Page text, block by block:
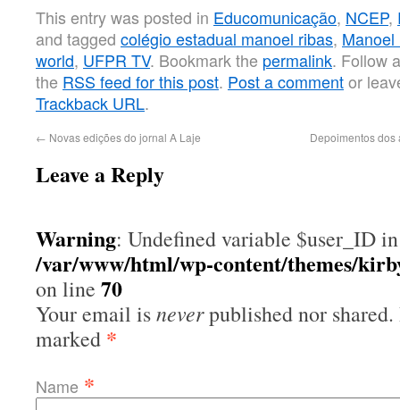
This entry was posted in Educomunicação, NCEP,
and tagged colégio estadual manoel ribas, Manoel
world, UFPR TV. Bookmark the permalink. Follow
the RSS feed for this post. Post a commentor
Trackback URL.
← Novas edições do jornal A Laje Depoimentos
Leave a Reply
Warning: Undefined variable $user_ID in
/var/www/html/wp-content/themes/
on line 70
Your email isneverpublished nor
marked *
Name *